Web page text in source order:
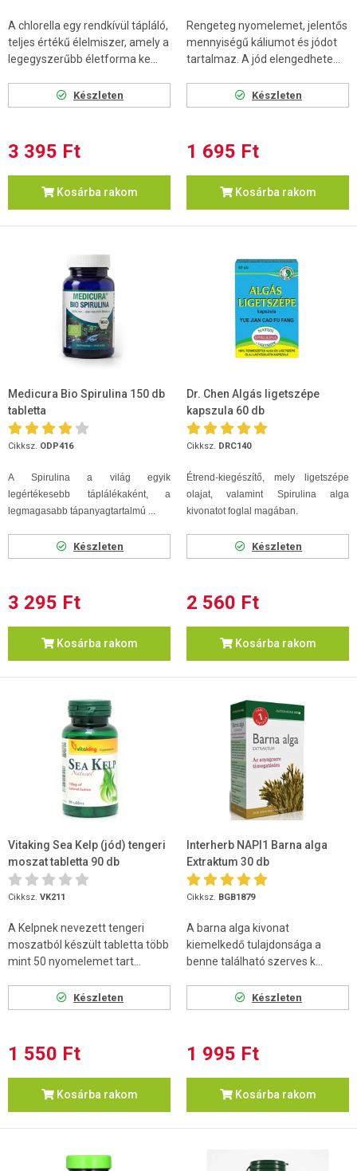
A chlorella egy rendkívül tápláló,
teljes értékű élelmiszer, amely a
legegyszerűbb életforma ke...
Készleten
3 395 Ft
Kosárba rakom
Rengeteg nyomelemet, jelentős
mennyiségű káliumot és jódot
tartalmaz. A jód elengedhete...
Készleten
1 695 Ft
Kosárba rakom
Medicura Bio Spirulina 150 db
tabletta
Cikksz. ODP416
A Spirulina a világ egyik
legértékesebb táplálékaként, a
legmagasabb tápanyagtartalmú ...
Készleten
3 295 Ft
Kosárba rakom
Dr. Chen Algás ligetszépe
kapszula 60 db
Cikksz. DRC140
Étrend-kiegészítő, mely ligetszépe
olajat, valamint Spirulina alga
kivonatot foglal magában.
Készleten
2 560 Ft
Kosárba rakom
Vitaking Sea Kelp (jód) tengeri
moszat tabletta 90 db
Cikksz. VK211
A Kelpnek nevezett tengeri
moszatból készült tabletta több
mint 50 nyomelemet tart...
Készleten
1 550 Ft
Kosárba rakom
Interherb NAPI1 Barna alga
Extraktum 30 db
Cikksz. BGB1879
A barna alga kivonat
kiemelkedő tulajdonsága a
benne található szerves k...
Készleten
1 995 Ft
Kosárba rakom